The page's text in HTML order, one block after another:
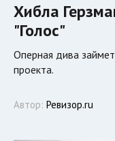
Хибла
"Голос"
Оперная дива
проекта.
Автор: Ревизор.ru